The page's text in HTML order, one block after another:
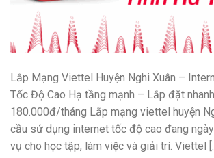
Lắp Mạng Viettel Huyện Nghi Xuân –
Tốc Độ Cao Hạ tầng mạnh – Lắp đặt
180.000đ/tháng Lắp mạng viettel huyện
cầu sử dụng internet tốc độ cao đang
vụ cho học tập, làm việc và giải trí. Viettel